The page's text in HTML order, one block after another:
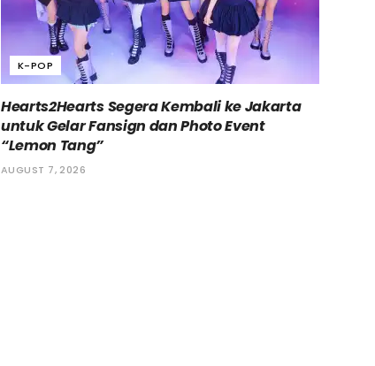
K-POP
Hearts2Hearts Segera Kembali ke Jakarta
untuk Gelar Fansign dan Photo Event
“Lemon Tang”
AUGUST 7, 2026